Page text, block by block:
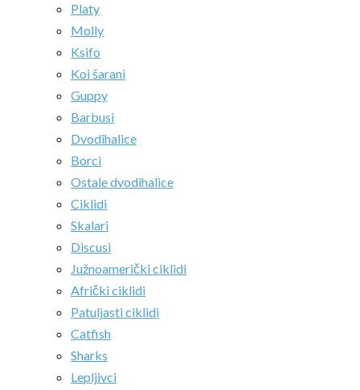
Platy
Molly
Ksifo
Koi šarani
Guppy
Barbusi
Dvodihalice
Borci
Ostale dvodihalice
Ciklidi
Skalari
Discusi
Južnoamerički ciklidi
Afrički ciklidi
Patuljasti ciklidi
Catfish
Sharks
Lepljivci